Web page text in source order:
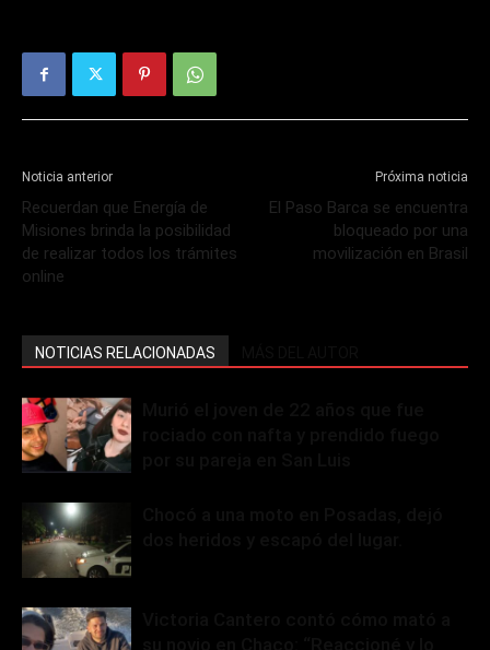
Noticia anterior
Recuerdan que Energía de
Misiones brinda la posibilidad
de realizar todos los trámites
online
Próxima noticia
El Paso Barca se encuentra
bloqueado por una
movilización en Brasil
NOTICIAS RELACIONADAS